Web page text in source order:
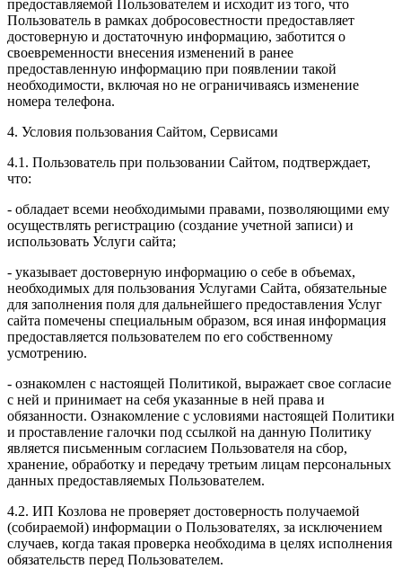
предоставляемой Пользователем и исходит из того, что
Пользователь в рамках добросовестности предоставляет
достоверную и достаточную информацию, заботится о
своевременности внесения изменений в ранее
предоставленную информацию при появлении такой
необходимости, включая но не ограничиваясь изменение
номера телефона.
4. Условия пользования Сайтом, Сервисами
4.1. Пользователь при пользовании Сайтом, подтверждает,
что:
- обладает всеми необходимыми правами, позволяющими ему
осуществлять регистрацию (создание учетной записи) и
использовать Услуги сайта;
- указывает достоверную информацию о себе в объемах,
необходимых для пользования Услугами Сайта, обязательные
для заполнения поля для дальнейшего предоставления Услуг
сайта помечены специальным образом, вся иная информация
предоставляется пользователем по его собственному
усмотрению.
- ознакомлен с настоящей Политикой, выражает свое согласие
с ней и принимает на себя указанные в ней права и
обязанности. Ознакомление с условиями настоящей Политики
и проставление галочки под ссылкой на данную Политику
является письменным согласием Пользователя на сбор,
хранение, обработку и передачу третьим лицам персональных
данных предоставляемых Пользователем.
4.2. ИП Козлова не проверяет достоверность получаемой
(собираемой) информации о Пользователях, за исключением
случаев, когда такая проверка необходима в целях исполнения
обязательств перед Пользователем.